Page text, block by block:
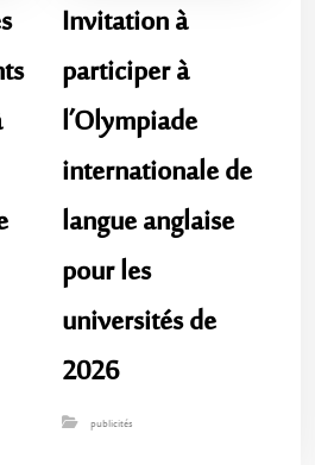
Invitation à
participer à
l’Olympiade
internationale de
langue anglaise
pour les
universités de
2026
publicités